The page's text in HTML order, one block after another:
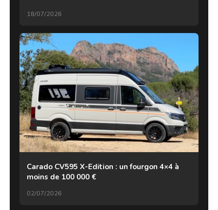
18/07/2026
Carado CV595 X-Edition : un fourgon 4×4 à
moins de 100 000 €
02/07/2026